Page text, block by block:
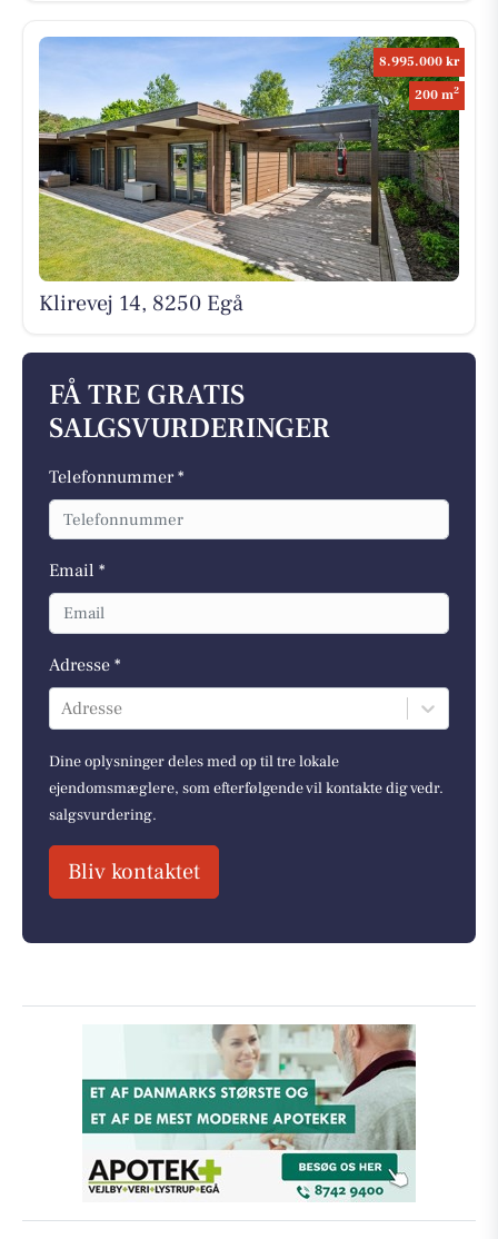
8.995.000 kr
200 m2
Klirevej 14, 8250 Egå
FÅ TRE GRATIS
SALGSVURDERINGER
Telefonnummer *
Email *
Adresse *
Adresse
Dine oplysninger deles med op til tre lokale
ejendomsmæglere, som efterfølgende vil kontakte dig vedr.
salgsvurdering.
Bliv kontaktet